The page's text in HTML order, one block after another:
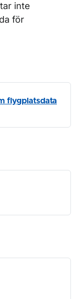
inte
för
flygplatsdata